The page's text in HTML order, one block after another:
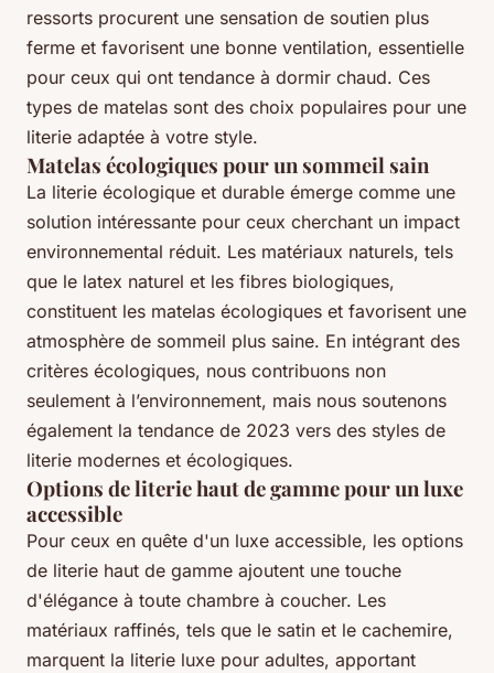
ressorts procurent une sensation de soutien plus
ferme et favorisent une bonne ventilation, essentielle
pour ceux qui ont tendance à dormir chaud. Ces
types de matelas sont des choix populaires pour une
literie adaptée à votre style.
Matelas écologiques pour un sommeil sain
La literie écologique et durable émerge comme une
solution intéressante pour ceux cherchant un impact
environnemental réduit. Les matériaux naturels, tels
que le latex naturel et les fibres biologiques,
constituent les matelas écologiques et favorisent une
atmosphère de sommeil plus saine. En intégrant des
critères écologiques, nous contribuons non
seulement à l’environnement, mais nous soutenons
également la tendance de 2023 vers des styles de
literie modernes et écologiques.
Options de literie haut de gamme pour un luxe
accessible
Pour ceux en quête d'un luxe accessible, les options
de literie haut de gamme ajoutent une touche
d'élégance à toute chambre à coucher. Les
matériaux raffinés, tels que le satin et le cachemire,
marquent la literie luxe pour adultes, apportant